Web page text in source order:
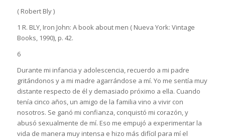
( Robert Bly )
1 R. BLY, Iron John: A book about men ( Nueva York: Vintage
Books, 1990), p. 42.
6
Durante mi infancia y adolescencia, recuerdo a mi padre
gritándonos y a mi madre agarrándose a mí. Yo me sentía muy
distante respecto de él y demasiado próximo a ella. Cuando
tenía cinco años, un amigo de la familia vino a vivir con
nosotros. Se ganó mi confianza, conquistó mi corazón, y
abusó sexualmente de mí. Eso me empujó a experimentar la
vida de manera muy intensa e hizo más difícil para mí el